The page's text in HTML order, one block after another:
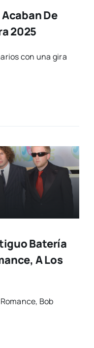
De
2025
con una gira
Batería
A Los
Bob